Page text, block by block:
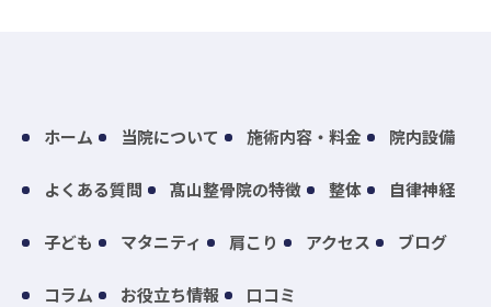
ホーム 当院について 施術内容・料金 院内設備
よくある質問 髙山整骨院の特徴 整体 自律神経
子ども マタニティ 肩こり アクセス ブログ
コラム お役立ち情報 口コミ